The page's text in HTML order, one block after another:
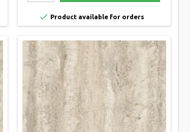
 Product available for orders